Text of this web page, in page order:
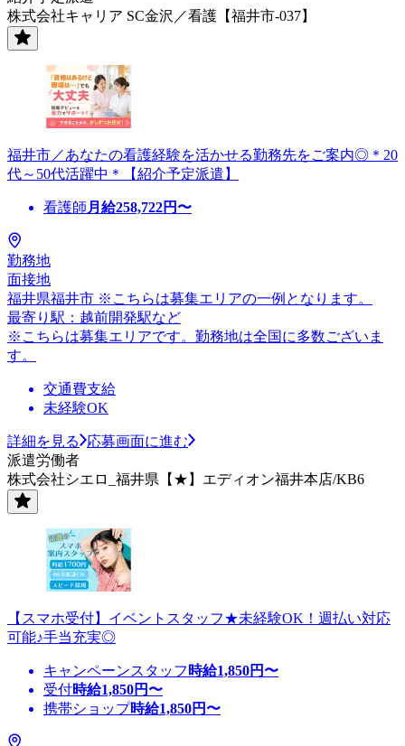
株式会社キャリア SC金沢／看護【福井市-037】
福井市／あなたの看護経験を活かせる勤務先をご案内◎＊20
代～50代活躍中＊【紹介予定派遣】
看護師 月給258,722円〜
勤務地
面接地
福井県福井市 ※こちらは募集エリアの一例となります。
最寄り駅：越前開発駅など
※こちらは募集エリアです。勤務地は全国に多数ございま
す。
交通費支給
未経験OK
詳細を見る
応募画面に進む
派遣労働者
株式会社シエロ_福井県【★】エディオン福井本店/KB6
【スマホ受付】イベントスタッフ★未経験OK！週払い対応
可能♪手当充実◎
キャンペーンスタッフ 時給1,850円〜
受付時給1,850円〜
携帯ショップ時給1,850円〜